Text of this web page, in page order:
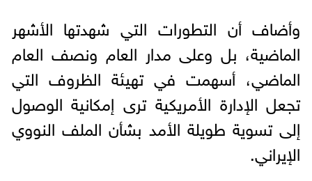
وأضاف أن التطورات التي شهدتها الأشهر
الماضية، بل وعلى مدار العام ونصف العام
الماضي، أسهمت في تهيئة الظروف التي
تجعل الإدارة الأمريكية ترى إمكانية الوصول
إلى تسوية طويلة الأمد بشأن الملف النووي
الإيراني.